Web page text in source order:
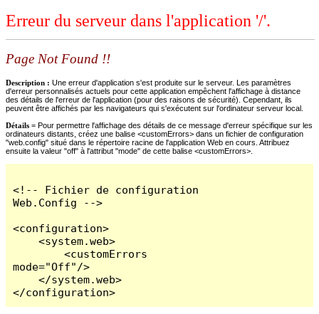
Erreur du serveur dans l'application '/'.
Page Not Found !!
Description : Une erreur d'application s'est produite sur le serveur. Les paramètres
d'erreur personnalisés actuels pour cette application empêchent l'affichage à distance
des détails de l'erreur de l'application (pour des raisons de sécurité). Cependant, ils
peuvent être affichés par les navigateurs qui s'exécutent sur l'ordinateur serveur local.
Détails = Pour permettre l'affichage des détails de ce message d'erreur spécifique sur les
ordinateurs distants, créez une balise <customErrors> dans un fichier de configuration
"web.config" situé dans le répertoire racine de l'application Web en cours. Attribuez
ensuite la valeur "off" à l'attribut "mode" de cette balise <customErrors>.
<!-- Fichier de configuration
Web.Config -->
<configuration>
    <system.web>
        <customErrors
mode="Off"/>
    </system.web>
</configuration>